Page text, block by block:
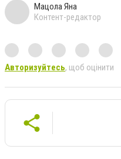
Мацола Яна
Контент-редактор
Авторизуйтесь, щоб оцінити